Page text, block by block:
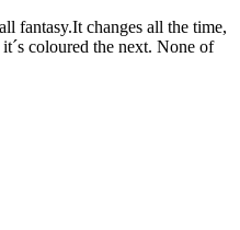
fantasy.It changes all the time,
coloured the next. None of